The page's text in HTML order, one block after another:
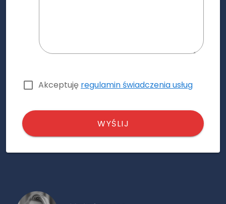
Akceptuję regulamin świadczenia usług
WYŚLIJ